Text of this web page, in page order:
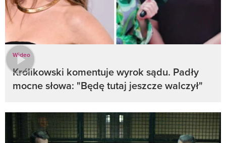
Wideo
Królikowski komentuje wyrok sądu. Padły
mocne słowa: "Będę tutaj jeszcze walczył"